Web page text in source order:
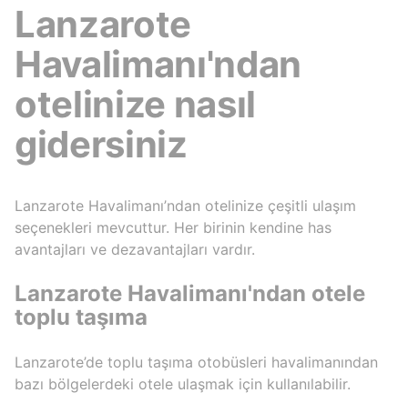
Lanzarote
Havalimanı'ndan
otelinize nasıl
gidersiniz
Lanzarote Havalimanı’ndan otelinize çeşitli ulaşım
seçenekleri mevcuttur. Her birinin kendine has
avantajları ve dezavantajları vardır.
Lanzarote Havalimanı'ndan otele
toplu taşıma
Lanzarote’de toplu taşıma otobüsleri havalimanından
bazı bölgelerdeki otele ulaşmak için kullanılabilir.